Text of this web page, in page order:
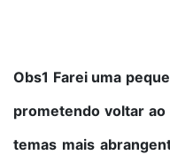
Obs1 Farei uma
prometendo voltar
temas mais